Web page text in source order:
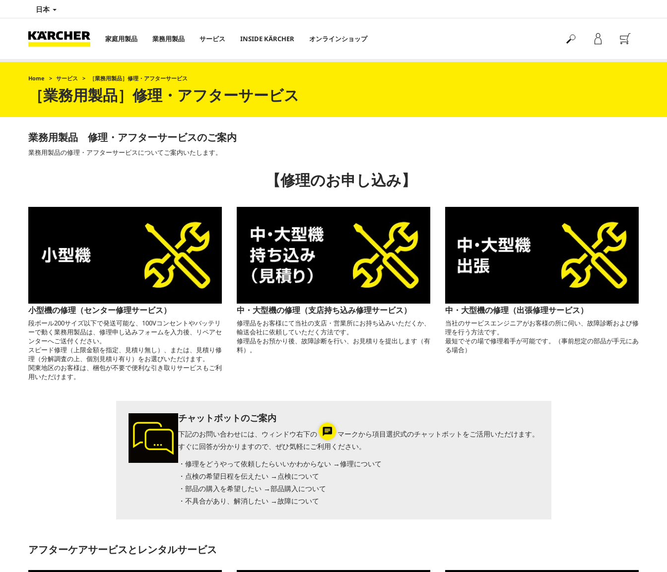
日本
家庭用製品 業務用製品 サービス INSIDE KÄRCHER オンラインショップ
Home サービス ［業務用製品］修理・アフターサービス
［業務用製品］修理・アフターサービス
業務用製品 修理・アフターサービスのご案内
業務用製品の修理・アフターサービスについてご案内いたします。
【修理のお申し込み】
小型機の修理（センター修理サービス）
段ボール200サイズ以下で発送可能な、100Vコンセントやバッテリ
ーで動く業務用製品は、修理申し込みフォームを入力後、リペアセ
ンターへご送付ください。
スピード修理（上限金額を指定、見積り無し）、または、見積り修
理（分解調査の上、個別見積り有り）をお選びいただけます。
関東地区のお客様は、梱包が不要で便利な引き取りサービスもご利
用いただけます。
中・大型機の修理（支店持ち込み修理サービス）
修理品をお客様にて当社の支店・営業所にお持ち込みいただくか、
輸送会社に依頼していただく方法です。
修理品をお預かり後、故障診断を行い、お見積りを提出します（有
料）。
中・大型機の修理（出張修理サービス）
当社のサービスエンジニアがお客様の所に伺い、故障診断および修
理を行う方法です。
最短でその場で修理着手が可能です。（事前想定の部品が手元にあ
る場合）
チャットボットのご案内
下記のお問い合わせには、ウィンドウ右下の
マークから項目選択式のチャットボットをご活用いただけます。
すぐに回答が分かりますので、ぜひ気軽にご利用ください。
・修理をどうやって依頼したらいいかわからない →修理について
・点検の希望日程を伝えたい →点検について
・部品の購入を希望したい →部品購入について
・不具合があり、解消したい →故障について
アフターケアサービスとレンタルサービス